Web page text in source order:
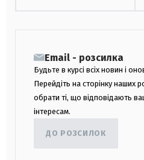
Email - розсилка
Будьте в курсі всіх новин і
Перейдіть на сторінку наших
обрати ті, що відповідають
інтересам.
ДО РОЗСИЛОК